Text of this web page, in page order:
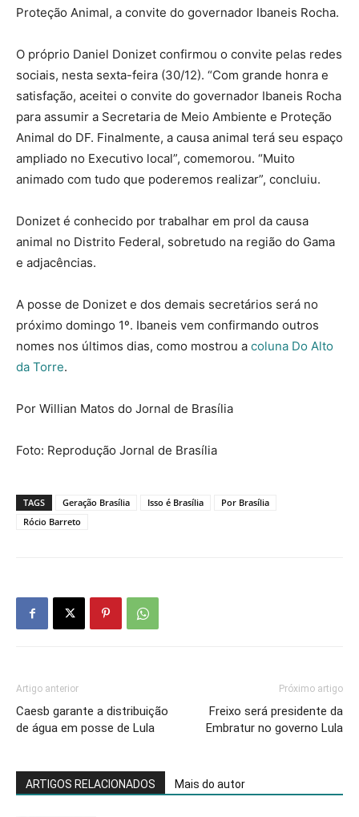
Proteção Animal, a convite do governador Ibaneis Rocha.
O próprio Daniel Donizet confirmou o convite pelas redes
sociais, nesta sexta-feira (30/12). “Com grande honra e
satisfação, aceitei o convite do governador Ibaneis Rocha
para assumir a Secretaria de Meio Ambiente e Proteção
Animal do DF. Finalmente, a causa animal terá seu espaço
ampliado no Executivo local”, comemorou. “Muito
animado com tudo que poderemos realizar”, concluiu.
Donizet é conhecido por trabalhar em prol da causa
animal no Distrito Federal, sobretudo na região do Gama
e adjacências.
A posse de Donizet e dos demais secretários será no
próximo domingo 1º. Ibaneis vem confirmando outros
nomes nos últimos dias, como mostrou a coluna Do Alto
da Torre.
Por Willian Matos do Jornal de Brasília
Foto: Reprodução Jornal de Brasília
TAGS Geração Brasília Isso é Brasília
Por Brasília
Rócio Barreto
Artigo anterior
Caesb garante a distribuição
de água em posse de Lula
Próximo artigo
Freixo será presidente da
Embratur no governo Lula
ARTIGOS RELACIONADOS Mais do autor